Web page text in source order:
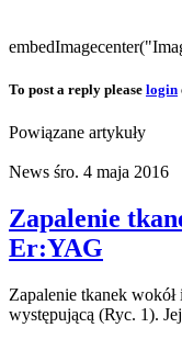
To post a reply please login
Powiązane artykuły
News śro. 4 maja 2016
Zapalenie
Er:YAG
Zapalenie tkanek wokół
występującą (Ryc. 1).